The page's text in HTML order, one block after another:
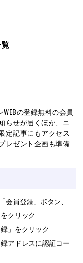
WEBの登録無料の会員
らせが届くほか、ニ
定記事にもアクセス
レゼント企画も準備
会員登録」ボタン、
クリック
」をクリック
アドレスに認証コー